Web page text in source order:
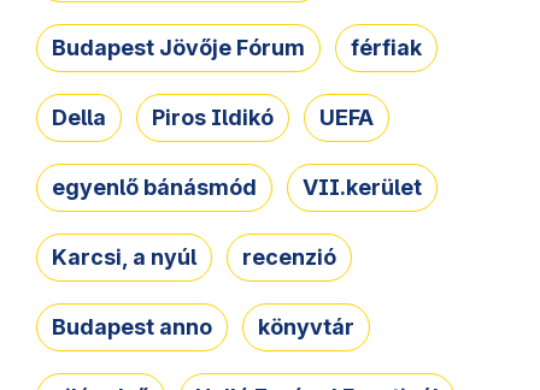
Budapest Jövője Fórum férfiak
Della Piros Ildikó UEFA
egyenlő bánásmód VII.kerület
Karcsi, a nyúl recenzió
Budapest anno könyvtár